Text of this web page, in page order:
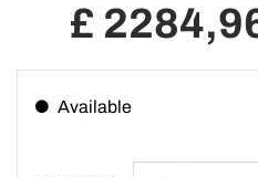
£
Available